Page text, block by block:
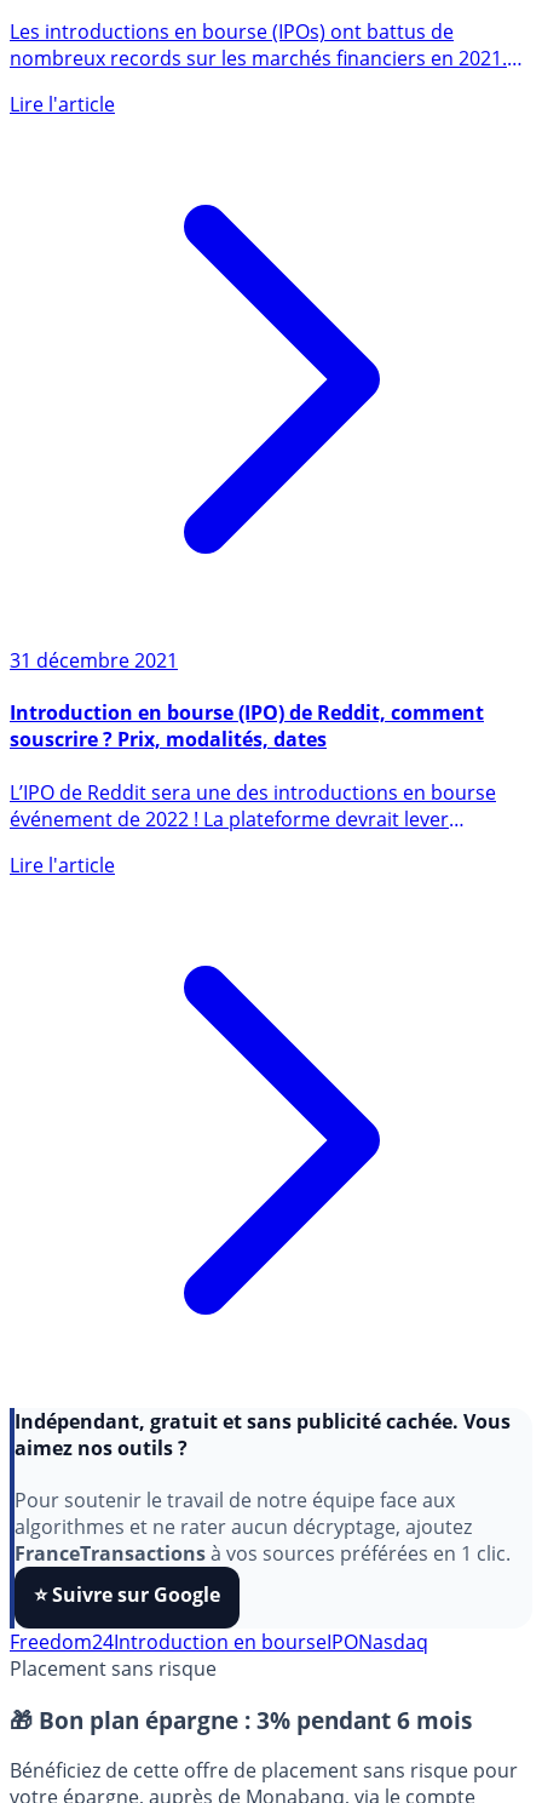
de records
nombreux records sur les marchés financiers en 2021.
31 décembre 2021
souscrire ? Prix, modalités, dates
événement de 2022 ! La plateforme devrait lever
aimez nos outils ?
Pour soutenir le travail de notre équipe face aux
algorithmes et ne rater aucun décryptage, ajoutez
FranceTransactionsà vos sources préférées en 1 clic.
⭐️ Suivre sur Google
Placement sans risque
🎁 Bon plan épargne : 3% pendant 6 mois